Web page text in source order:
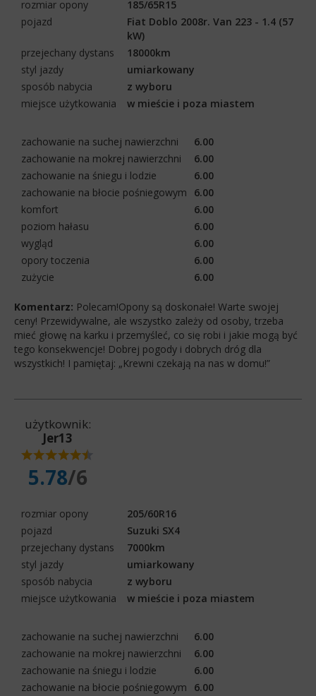
rozmiar opony
185/65R15
pojazd
Fiat Doblo 2008r. Van 223 - 1.4 (57
kW)
przejechany dystans
18000km
styl jazdy
umiarkowany
sposób nabycia
z wyboru
miejsce użytkowania
w mieście i poza miastem
zachowanie na suchej nawierzchni
6.00
zachowanie na mokrej nawierzchni
6.00
zachowanie na śniegu i lodzie
6.00
zachowanie na błocie pośniegowym
6.00
komfort
6.00
poziom hałasu
6.00
wygląd
6.00
opory toczenia
6.00
zużycie
6.00
Komentarz: Polecam!Opony są doskonałe! Warte swojej
ceny! Przewidywalne, ale wszystko zależy od osoby, trzeba
mieć głowę na karku i przemyśleć, co się robi i jakie mogą być
tego konsekwencje! Dobrej pogody i dobrych dróg dla
wszystkich! I pamiętaj: „Krewni czekają na nas w domu!”
użytkownik:
Jer13
5.78/6
rozmiar opony
205/60R16
pojazd
Suzuki SX4
przejechany dystans
7000km
styl jazdy
umiarkowany
sposób nabycia
z wyboru
miejsce użytkowania
w mieście i poza miastem
zachowanie na suchej nawierzchni
6.00
zachowanie na mokrej nawierzchni
6.00
zachowanie na śniegu i lodzie
6.00
zachowanie na błocie pośniegowym
6.00